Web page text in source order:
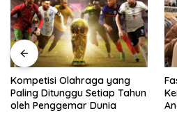
Kompetisi Olahraga yang
Paling Ditunggu Setiap Tahun
oleh Penggemar Dunia